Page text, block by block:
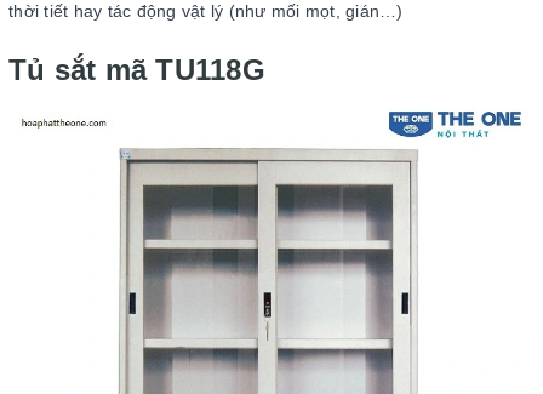
thời tiết hay tác động vật lý (như mối mọt, gián…)
Tủ sắt mã TU118G